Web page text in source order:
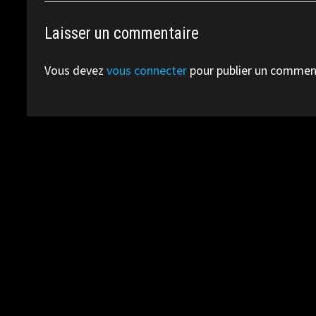
Laisser un commentaire
Vous devezvous connecter pour publier un